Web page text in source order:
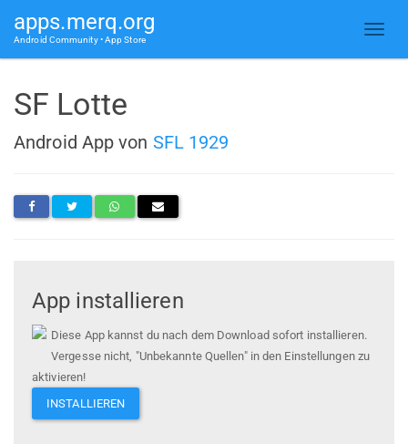
apps.merq.org
Android Community • App Store
SF Lotte
Android App von SFL 1929
App installieren
Diese App kannst du nach dem Download sofort installieren.
Vergesse nicht, "Unbekannte Quellen" in den Einstellungen zu
aktivieren!
INSTALLIEREN